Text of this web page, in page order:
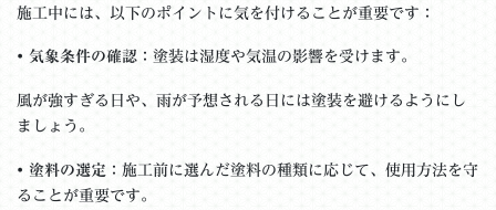
施工中には、以下のポイントに気を付けることが重要です：
• 気象条件の確認 ：塗装は湿度や気温の影響を受けます。
風が強すぎる日や、雨が予想される日には塗装を避けるようにし
ましょう。
• 塗料の選定 ：施工前に選んだ塗料の種類に応じて、使用方法を守
ることが重要です。